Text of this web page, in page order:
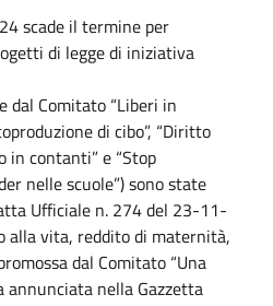
scade il termine per
di legge di iniziativa
dal Comitato “Liberi in
di cibo”, “Diritto
in contanti” e “Stop
nelle scuole”) sono state
Ufficiale n. 274 del 23-11-
alla vita, reddito di maternità,
dal Comitato “Una
annunciata nella Gazzetta